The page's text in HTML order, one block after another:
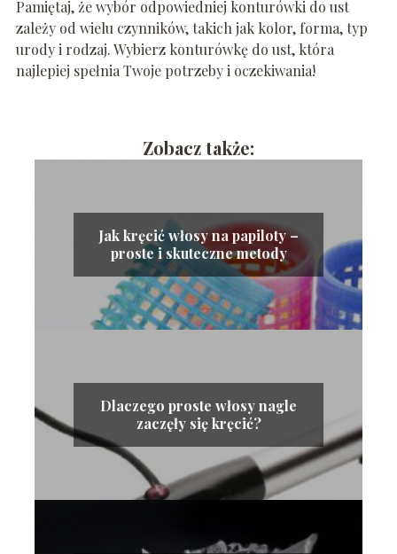
Pamiętaj, że wybór odpowiedniej konturówki do ust
zależy od wielu czynników, takich jak kolor, forma, typ
urody i rodzaj. Wybierz konturówkę do ust, która
najlepiej spełnia Twoje potrzeby i oczekiwania!
Zobacz także:
Jak kręcić włosy na papiloty –
proste i skuteczne metody
Dlaczego proste włosy nagle
zaczęły się kręcić?